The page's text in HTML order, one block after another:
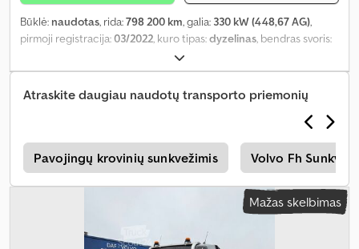
Būklė: naudotas, rida:798 200 km, galia: 330 kW (448,67 AG),
pirmoji registracija:03/2022, kuro tipas:dyzelinas, bendras svoris:
2 ašys
automatinis, emisijos klasė:Euro 6, Įranga:ABS, autonominis
šildytuvas, elektroninė stabilumo programa (ESP), oro
kondicionavimas,
Atraskite daugiau naudotų transporto priemonių
Pavojingų krovinių sunkvežimis Volvo Fh
Mažas skelbimas